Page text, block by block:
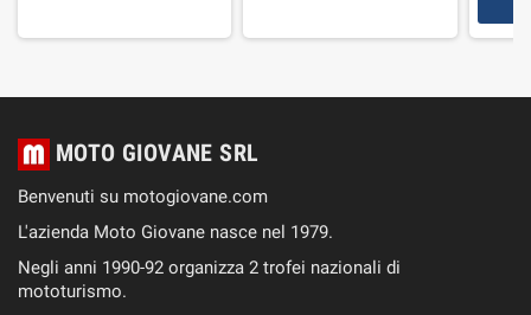
MOTO GIOVANE SRL
Benvenuti su motogiovane.com
L'azienda Moto Giovane nasce nel 1979.
Negli anni 1990-92 organizza 2 trofei nazionali di
mototurismo.